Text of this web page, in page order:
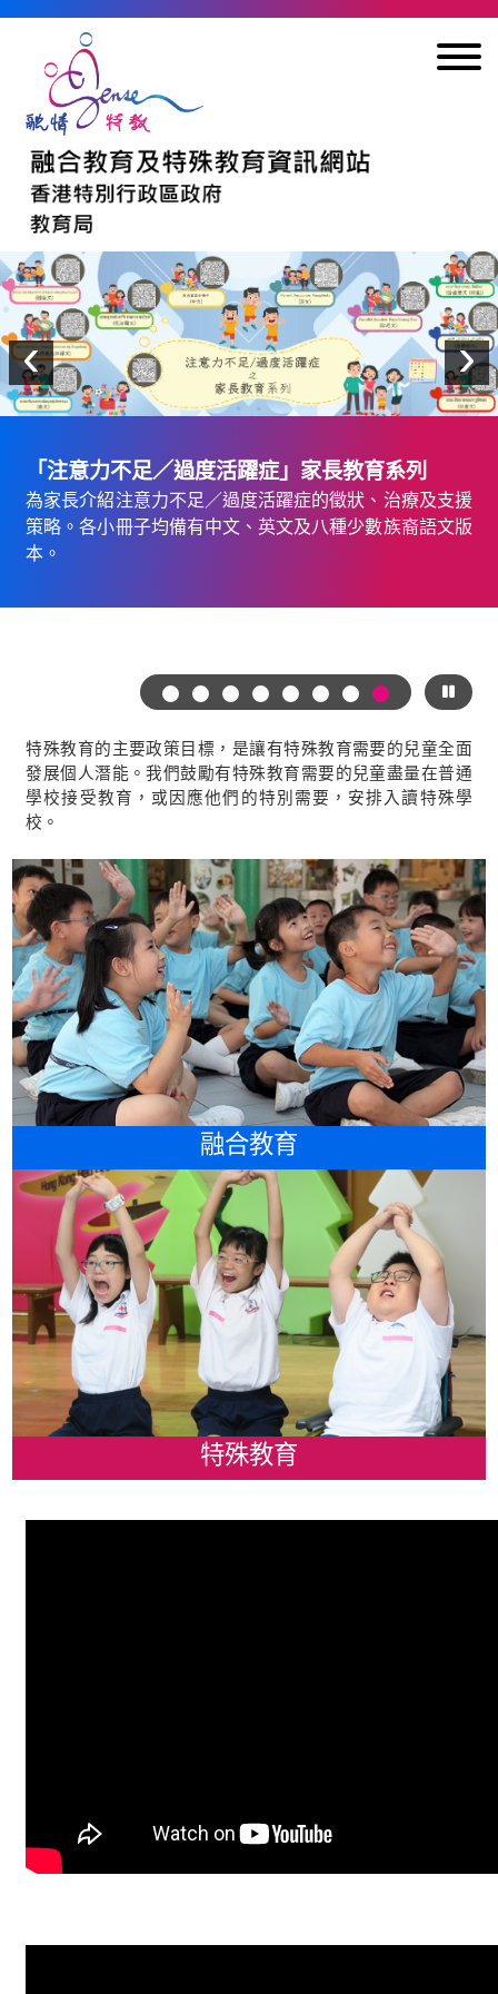
此系列結合資訊科技與實證為本策略，為學習注入趣味元
素：「棋幻森林鐵路」和「星級砌車隊」─ 提升有自閉症
的學生的社交溝通、情緒調控、團隊協作及解難能力；
「識字歷奇」─ 協助有讀寫困難的初小學生掌握字形結
上一個
‹ ›
特殊教育的主要政策目標，是讓有特殊教育需要的兒童全面
發展個人潛能。我們鼓勵有特殊教育需要的兒童盡量在普通
學校接受教育，或因應他們的特別需要，安排入讀特殊學
校。
融合教育
特殊教育